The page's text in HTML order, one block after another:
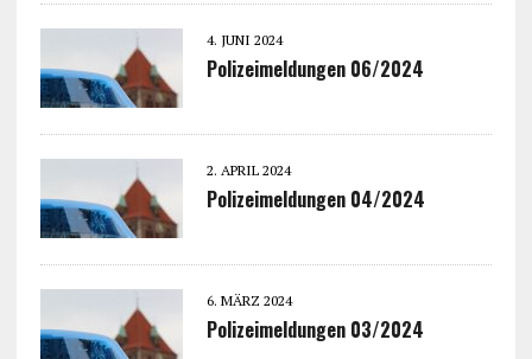
4. JUNI 2024
Polizeimeldungen 06/2024
2. APRIL 2024
Polizeimeldungen 04/2024
6. MÄRZ 2024
Polizeimeldungen 03/2024